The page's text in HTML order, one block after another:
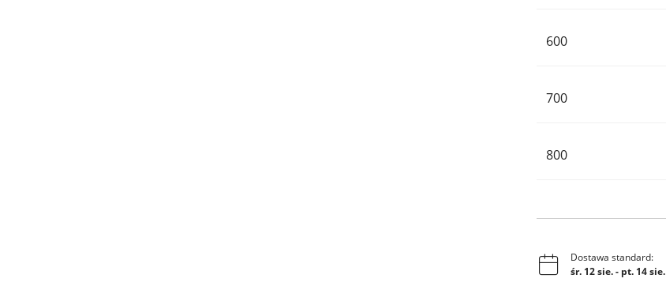
600
700
800
Dostawa standard:
śr. 12 sie.- pt. 14 sie.